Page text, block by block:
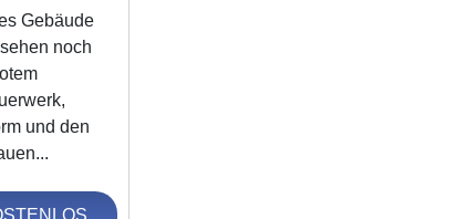
Gebäude
noch
und den